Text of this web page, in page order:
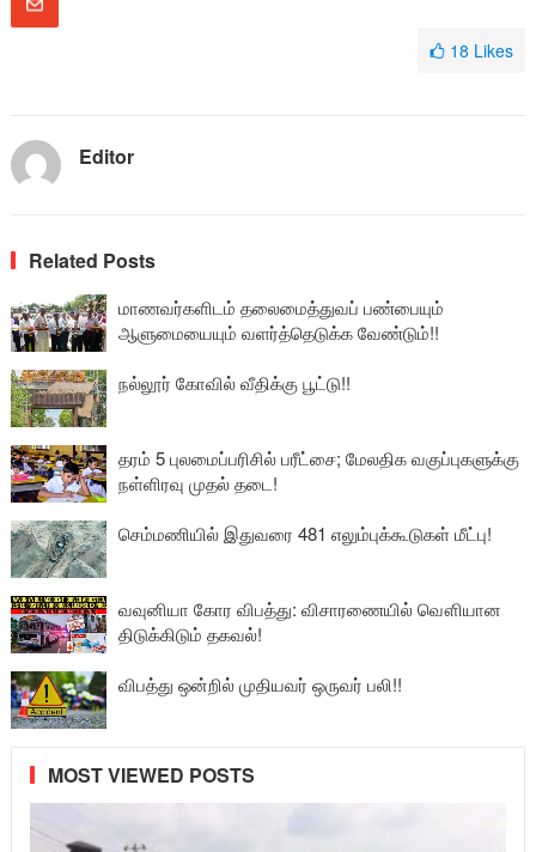
18 Likes
Editor
Related Posts
மாணவர்களிடம் தலைமைத்துவப் பண்பையும்
ஆளுமையையும் வளர்த்தெடுக்க வேண்டும்!!
நல்லூர் கோவில் வீதிக்கு பூட்டு!!
தரம் 5 புலமைப்பரிசில் பரீட்சை; மேலதிக வகுப்புகளுக்கு
நள்ளிரவு முதல் தடை!
செம்மணியில் இதுவரை 481 எலும்புக்கூடுகள் மீட்பு!
வவுனியா கோர விபத்து: விசாரணையில் வௌியான
திடுக்கிடும் தகவல்!
விபத்து ஒன்றில் முதியவர் ஒருவர் பலி!!
MOST VIEWED POSTS